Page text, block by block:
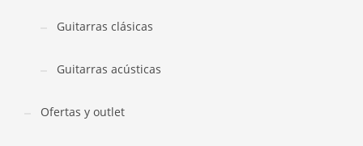
Guitarras clásicas
Guitarras acústicas
Ofertas y outlet